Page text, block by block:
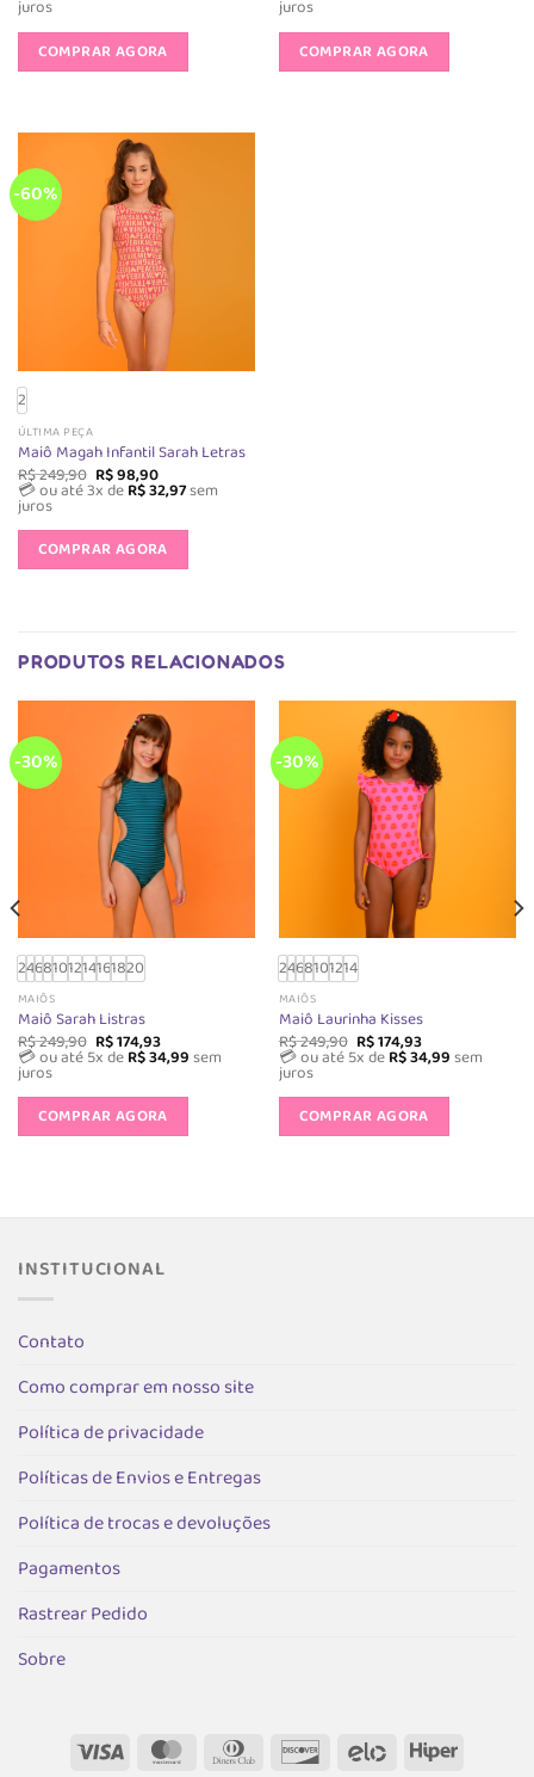
original
R$ 249,90.
atual
R$ 174,93.
juros
COMPRAR AGORA
variantes.
original
R$ 199,90.
atual
R$ 59,97.
juros
COMPRAR AGORA
-60%
2
ÚLTIMA PEÇA
Maiô Magah Infantil Sarah Letras
R$249,90 O
preço
original
R$ 249,90.
R$98,90O
preço
atual
R$ 98,90.
💳 ou até 3x deR$32,97sem
juros
COMPRAR AGORA
As
opções
podem
escolhidas
PRODUTOS RELACIONADOS
-30%
2468101214161820
MAIÔS
Maiô Sarah Listras
R$249,90 O
preço
original
R$ 249,90.
R$174,93O
preço
atual
R$ 174,93.
💳 ou até 5x deR$34,99sem
juros
COMPRAR AGORA
As
do
-30%
2468101214
MAIÔS
Maiô Laurinha Kisses
R$249,90 O
preço
original
R$ 249,90.
R$174,93O
preço
atual
R$ 174,93.
💳 ou até 5x deR$34,99sem
juros
COMPRAR AGORA
As
INSTITUCIONAL
Contato
Como comprar em nosso site
Política de privacidade
Políticas de Envios e Entregas
Política de trocas e devoluções
Pagamentos
Rastrear Pedido
Sobre